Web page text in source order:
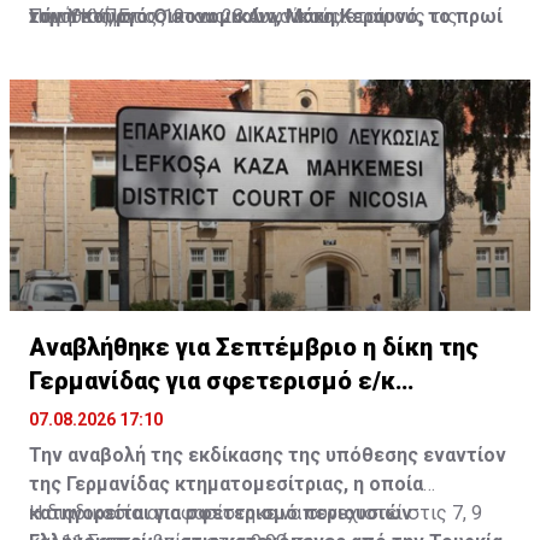
τον Υπουργό Οικονομικών, Μάκη Κεραυνό, το πρωί
νομοθετήματος στους κοινωνικούς εταίρους τις
Εργατικό Συμβουλευτικό Σώμα.
Σώματος, στις 19 και 28 Αυγούστου.
Πηγή: ΚΥΠΕ
Αναβλήθηκε για Σεπτέμβριο η δίκη της
Γερμανίδας για σφετερισμό ε/κ
περιουσιών
07.08.2026 17:10
Την αναβολή της εκδίκασης της υπόθεσης εναντίον
της Γερμανίδας κτηματομεσίτριας, η οποία
κατηγορείται για σφετερισμό περιουσιών
Η διαδικασία αποφασίστηκε να συνεχιστεί στις 7, 9